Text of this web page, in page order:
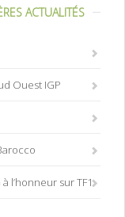
ACTUALITÉS
Ouest IGP
l’honneur sur TF1